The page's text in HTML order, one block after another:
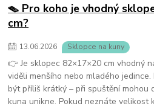
🪤 Pro koho je vhodný
cm?
13.06.2026 Sklopce na kuny
👉 Je sklopec 82×17×20 cm vhodný
viděli menšího nebo mladého
být příliš krátký – při spuštění mohou
kuna unikne. Pokud neznáte velikost